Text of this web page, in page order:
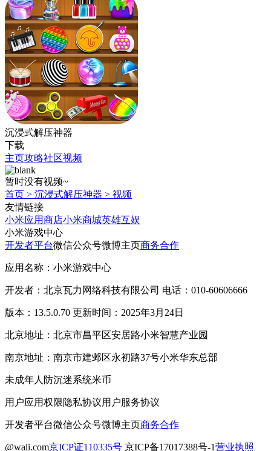
沉浸式解压神器
下载
主页攻略社区视频
暂时没有视频~
首页 > 沉浸式解压神器 > 视频
友情链接
小米应用商店小米商城英雄互娱
小米游戏中心
开发者平台微信公众号微博主页商务合作
应用名称：小米游戏中心
开发者：北京瓦力网络科技有限公司 电话：010-60606666
版本：13.5.0.70 更新时间：2025年3月24日
北京地址：北京市昌平区安居路小米智慧产业园
南京地址：南京市建邺区永初路37号小米华东总部
未成年人防沉迷系统米币
用户应用权限隐私协议用户服务协议
开发者平台微信公众号微博主页商务合作
@wali.com京ICP证110335号 京ICP备17017388号-1营业执照